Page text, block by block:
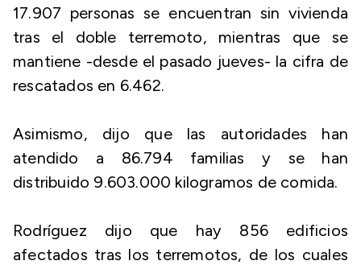
17.907 personas se encuentran sin vivienda
tras el doble terremoto, mientras que se
mantiene -desde el pasado jueves- la cifra de
rescatados en 6.462.
Asimismo, dijo que las autoridades han
atendido a 86.794 familias y se han
distribuido 9.603.000 kilogramos de comida.
Rodríguez dijo que hay 856 edificios
afectados tras los terremotos, de los cuales